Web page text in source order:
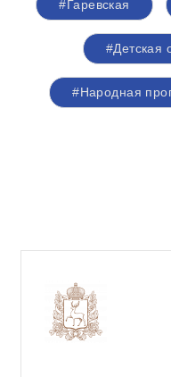
#Гаревская
#Детская
#Народная